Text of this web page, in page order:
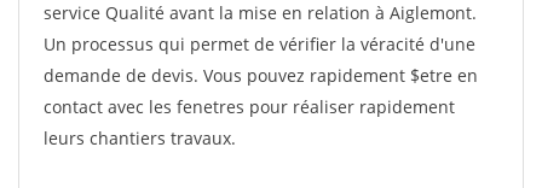
service Qualité avant la mise en relation à Aiglemont.
Un processus qui permet de vérifier la véracité d'une
demande de devis. Vous pouvez rapidement $etre en
contact avec les fenetres pour réaliser rapidement
leurs chantiers travaux.